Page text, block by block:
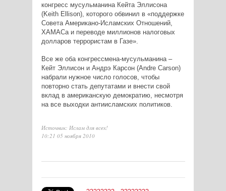
конгресс мусульманина Кейта Эллисона
(Keith Ellison), которого обвинил в «поддержке
Совета Американо-Исламских Отношений,
ХАМАСа и переводе миллионов налоговых
долларов террористам в Газе».
Все же оба конгрессмена-мусульманина –
Кейт Эллисон и Андрэ Карсон (Andre Carson)
набрали нужное число голосов, чтобы
повторно стать депутатами и внести свой
вклад в американскую демократию, несмотря
на все выходки антиисламских политиков.
Источник: Ислам для всех!
10:21 05 ноября 2010